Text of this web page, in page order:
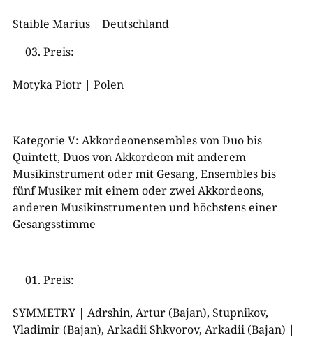
Staible Marius | Deutschland
Preis:
Motyka Piotr | Polen
Kategorie V: Akkordeonensembles von Duo bis
Quintett, Duos von Akkordeon mit anderem
Musikinstrument oder mit Gesang, Ensembles bis
fünf Musiker mit einem oder zwei Akkordeons,
anderen Musikinstrumenten und höchstens einer
Gesangsstimme
Preis:
SYMMETRY | Adrshin, Artur (Bajan), Stupnikov,
Vladimir (Bajan), Arkadii Shkvorov, Arkadii (Bajan) |